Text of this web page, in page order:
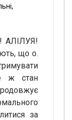
,
АЛІЛУЯ!
що о.
ж стан
за